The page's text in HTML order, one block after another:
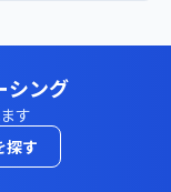
シング
す
探す